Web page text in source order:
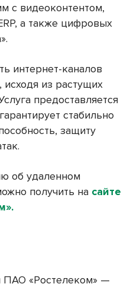
с видеоконтентом,
а также цифровых
интернет-каналов
из растущих
предоставляется
стабильно
защиту
об удаленном
получить на сайте
ПАО «Ростелеком» —